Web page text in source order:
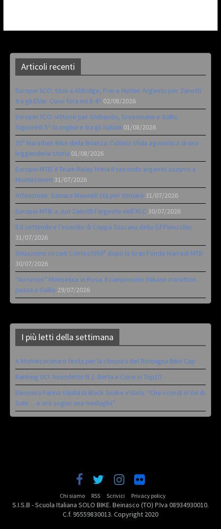
Articoli recenti
Europei XCO: titoli a Aldridge, Frei e Hutter. Argento per Zanotti
tra gli Elite. Corvi fora ed è 4^ 02/08/2026
Europei XCO: vittorie per Ghibaudo, Grossmann e Gallis.
Signorelli 5^ la migliore tra gli italiani 01/08/2026
35ª Marathon Bike della Brianza: l’ultima sfida agonistica di una
leggendaria storia 01/08/2026
Europei MTB: il Team Relay firma il secondo argento azzurro a
Monteceneri 31/07/2026
Attenzione: Samara Maxwell sta per tornare 31/07/2026
Europei MTB: a Juri Zanotti l’argento nell’XCC 30/07/2026
Il 6 settembre l’esordio di Coppa Toscana della Gf Pinocchio
31/07/2026
Situazione circuiti Contest360° dopo la Gran Fondo Marradi MTB
30/07/2026
“Au revoir” Monselice in Rosa. Il campionato italiano marathon
passa a Gallio 29/07/2026
I più letti della settimana
A Montecoronaro festa per la chiusura del Romagna Bike Cup
Ranking UCI: Avondetto N.2. Berta e Corvi in Top10
Eleonora Farina studia la Black Snake iridata: “Che ricordi in Val di
Sole… e ora sogno una medaglia”
Chi siamo RSS Scrivici Privacy policy
S.I.S.B - Scuola Italiana SOLO BIKE. Beinasco (TO) P.Iva 08934930010.
C.f. 95559830013. Copyright 2020